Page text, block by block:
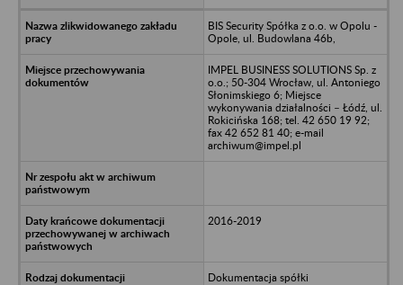
BIS Security Spółka z o.o. w Opolu -
Opole, ul. Budowlana 46b,
IMPEL BUSINESS SOLUTIONS Sp. z
o.o.; 50-304 Wrocław, ul. Antoniego
Słonimskiego 6; Miejsce
wykonywania działalności – Łódź, ul.
Rokicińska 168; tel. 42 650 19 92;
fax 42 652 81 40; e-mail
archiwum@impel.pl
2016-2019
Dokumentacja spółki